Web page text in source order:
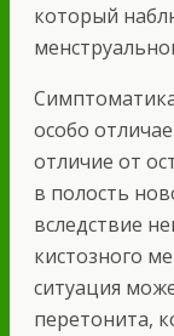
который
особо
отличие от
в полость
вследствие
кистозного
ситуация
перетонита,